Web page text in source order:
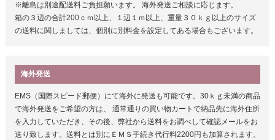
※離島は別途配送料ご負担願います。 海外発送ご相談に応じます。
箱の３辺の合計200ｃｍ以上、１辺１ｍ以上、重量３０ｋｇ以上のサイズ
の送料に関しましては、個別に別料金を設定してある場合もございます。
海外発送
EMS（国際スピード郵便）にて海外に発送も可能です。30ｋｇ未満の商品
で海外発送をご希望の方は、 通常通りの買い物カートで納品先に海外住所
を入力していただき、その後、弊社から送料をお調べして確認メールをお
送り致します。送料とは別にＥＭＳ手続き代行料2200円も加算されます。